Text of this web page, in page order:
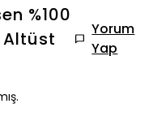
%100
Altüst
Yorum
Yap